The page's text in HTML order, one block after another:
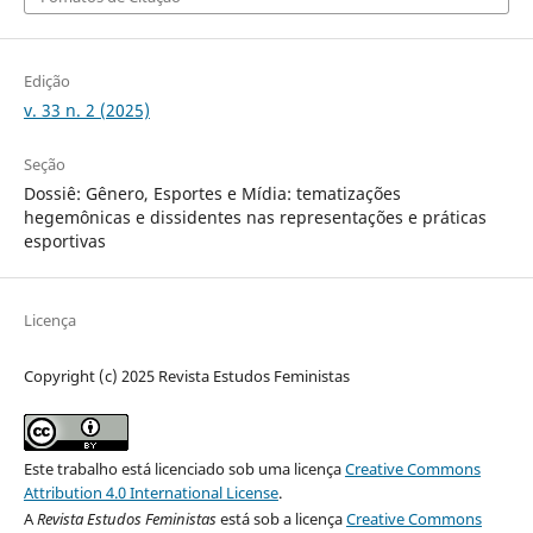
Edição
v. 33 n. 2 (2025)
Seção
Dossiê: Gênero, Esportes e Mídia: tematizações
hegemônicas e dissidentes nas representações e práticas
esportivas
Licença
Copyright (c) 2025 Revista Estudos Feministas
Este trabalho está licenciado sob uma licençaCreative Commons
Attribution 4.0 International License.
ARevista Estudos Feministasestá sob a licençaCreative Commons